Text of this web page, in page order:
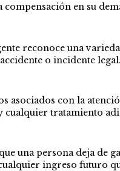
en su
reconoce una
o incidente
asociados con la
cualquier tratamiento
una persona deja de
ingreso futuro